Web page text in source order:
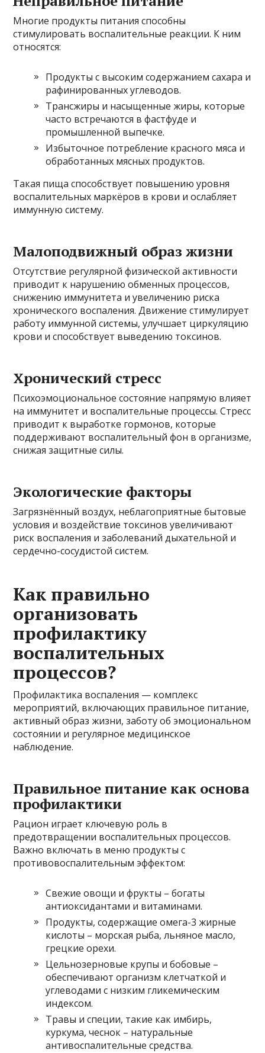
Многие продукты питания способны
стимулировать воспалительные реакции. К ним
относятся:
Продукты с высоким содержанием сахара и
рафинированных углеводов.
Трансжиры и насыщенные жиры, которые
часто встречаются в фастфуде и
промышленной выпечке.
Избыточное потребление красного мяса и
обработанных мясных продуктов.
Такая пища способствует повышению уровня
воспалительных маркёров в крови и ослабляет
иммунную систему.
Малоподвижный образ жизни
Отсутствие регулярной физической активности
приводит к нарушению обменных процессов,
снижению иммунитета и увеличению риска
хронического воспаления. Движение стимулирует
работу иммунной системы, улучшает циркуляцию
крови и способствует выведению токсинов.
Хронический стресс
Психоэмоциональное состояние напрямую влияет
на иммунитет и воспалительные процессы. Стресс
приводит к выработке гормонов, которые
поддерживают воспалительный фон в организме,
снижая защитные силы.
Экологические факторы
Загрязнённый воздух, неблагоприятные бытовые
условия и воздействие токсинов увеличивают
риск воспаления и заболеваний дыхательной и
сердечно-сосудистой систем.
Как правильно
организовать
профилактику
воспалительных
процессов?
Профилактика воспаления — комплекс
мероприятий, включающих правильное питание,
активный образ жизни, заботу об эмоциональном
состоянии и регулярное медицинское
наблюдение.
Правильное питание как основа
профилактики
Рацион играет ключевую роль в
предотвращении воспалительных процессов.
Важно включать в меню продукты с
противовоспалительным эффектом:
Свежие овощи и фрукты – богаты
антиоксидантами и витаминами.
Продукты, содержащие омега-3 жирные
кислоты – морская рыба, льняное масло,
грецкие орехи.
Цельнозерновые крупы и бобовые –
обеспечивают организм клетчаткой и
углеводами с низким гликемическим
индексом.
Травы и специи, такие как имбирь,
куркума, чеснок – натуральные
антивоспалительные средства.